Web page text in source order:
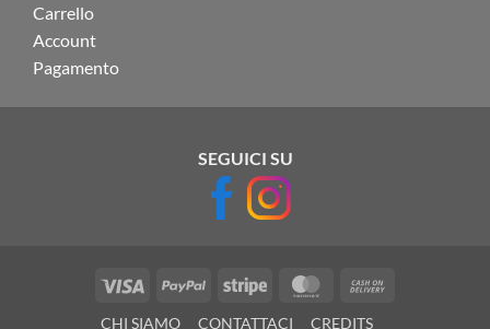
Carrello
Account
Pagamento
SEGUICI SU
Visa PayPal Stripe MasterCard
CHI SIAMO CONTATTACI CREDITS